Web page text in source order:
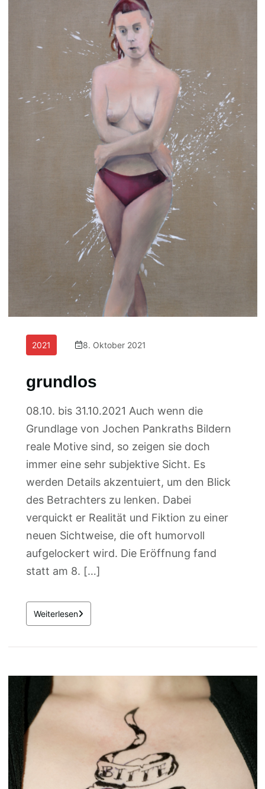
2021 8. Oktober 2021
grundlos
08.10. bis 31.10.2021 Auch wenn die
Grundlage von Jochen Pankraths Bildern
reale Motive sind, so zeigen sie doch
immer eine sehr subjektive Sicht. Es
werden Details akzentuiert, um den Blick
des Betrachters zu lenken. Dabei
verquickt er Realität und Fiktion zu einer
neuen Sichtweise, die oft humorvoll
aufgelockert wird. Die Eröffnung fand
statt am 8. […]
Weiterlesen